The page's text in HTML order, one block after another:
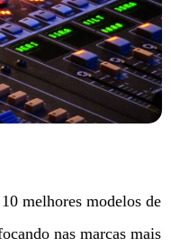
melhores modelos de
nas marcas mais